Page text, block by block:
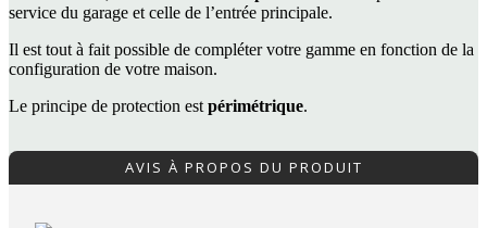
service du garage et celle de l’entrée principale.
Il est tout à fait possible de compléter votre gamme en fonction de la
configuration de votre maison.
Le principe de protection est périmétrique.
AVIS À PROPOS DU PRODUIT